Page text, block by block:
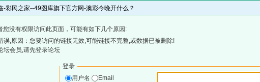
-彩民之家--49图库旗下官方网-澳彩今晚开什么？
您没有权限访问此页面，可能有如下几个原因:
误,原因：您要访问的链接无效,可能链接不完整,或数据已被删除!
坛会员,请先登录论坛
登录
用户名
Email